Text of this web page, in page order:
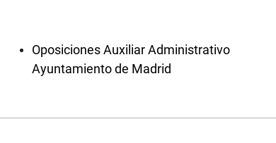
Oposiciones Auxiliar Administrativo
Ayuntamiento de Madrid